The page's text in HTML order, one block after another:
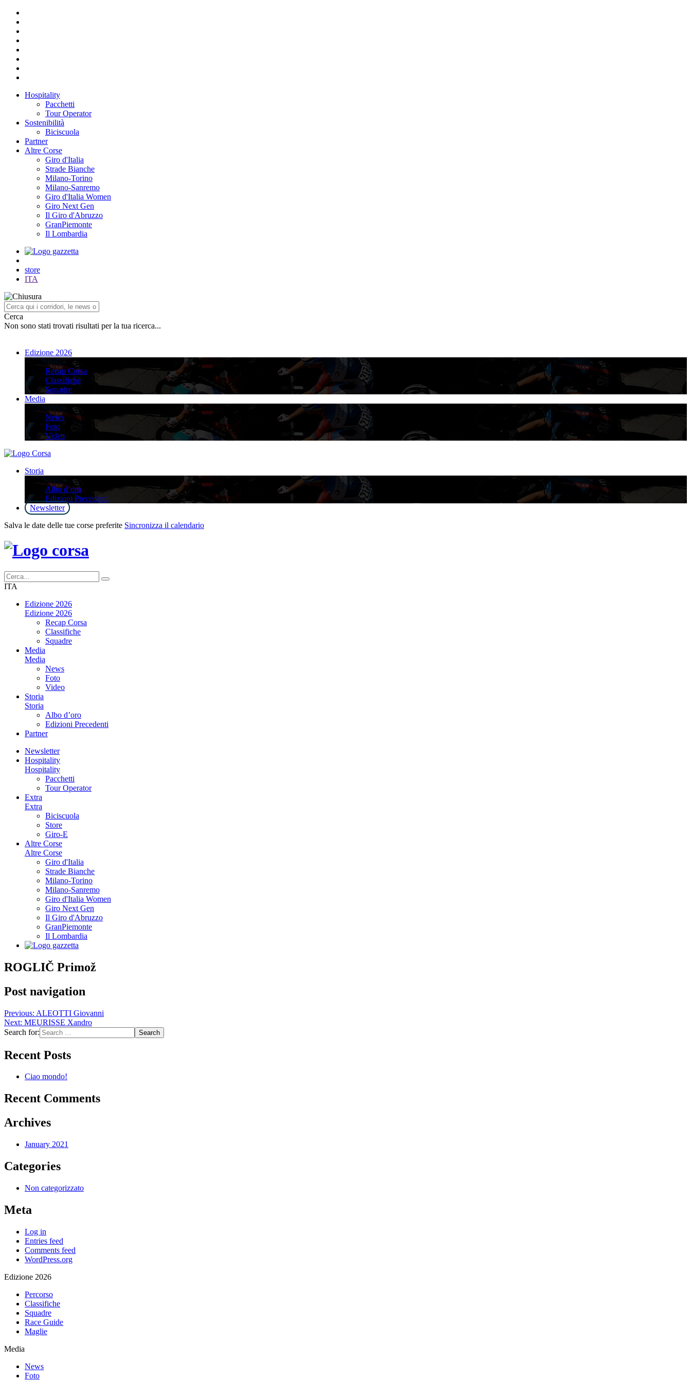
Hospitality
Pacchetti
Tour Operator
Sostenibilità
Biciscuola
Partner
Altre Corse
Giro d'Italia
Strade Bianche
Milano-Torino
Milano-Sanremo
Giro d'Italia Women
Giro Next Gen
Il Giro d'Abruzzo
GranPiemonte
Il Lombardia
store
ITA
Cerca
Non sono stati trovati risultati per la tua ricerca...
Edizione 2026
Edizione 2026
Recap Corsa
Classifiche
Squadre
Media
Media
News
Foto
Video
Storia
Storia
Albo d’oro
Edizioni Precedenti
Newsletter
Salva le date delle tue corse preferite Sincronizza il calendario
ITA
Edizione 2026
Edizione 2026
Recap Corsa
Classifiche
Squadre
Media
Media
News
Foto
Video
Storia
Storia
Albo d’oro
Edizioni Precedenti
Partner
Newsletter
Hospitality
Hospitality
Pacchetti
Tour Operator
Extra
Extra
Biciscuola
Store
Giro-E
Altre Corse
Altre Corse
Giro d'Italia
Strade Bianche
Milano-Torino
Milano-Sanremo
Giro d'Italia Women
Giro Next Gen
Il Giro d'Abruzzo
GranPiemonte
Il Lombardia
ROGLIČ Primož
Post navigation
Previous: ALEOTTI Giovanni
Next: MEURISSE Xandro
Search for:
Recent Posts
Ciao mondo!
Recent Comments
Archives
January 2021
Categories
Non categorizzato
Meta
Log in
Entries feed
Comments feed
WordPress.org
Edizione 2026
Percorso
Classifiche
Squadre
Race Guide
Maglie
Media
News
Foto